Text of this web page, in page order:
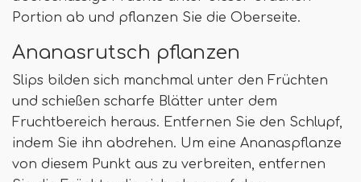
Portion ab und pflanzen Sie die Oberseite.
Ananasrutsch pflanzen
Slips bilden sich manchmal unter den Früchten
und schießen scharfe Blätter unter dem
Fruchtbereich heraus. Entfernen Sie den Schlupf,
indem Sie ihn abdrehen. Um eine Ananaspflanze
von diesem Punkt aus zu verbreiten, entfernen